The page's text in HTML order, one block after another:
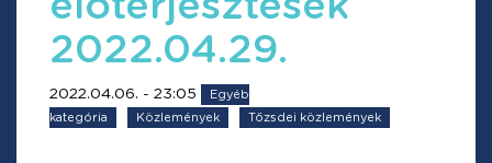
2022.04.29.
2022.04.06. - 23:05
Egyéb
kategória
Közlemények Tőzsdei közlemények